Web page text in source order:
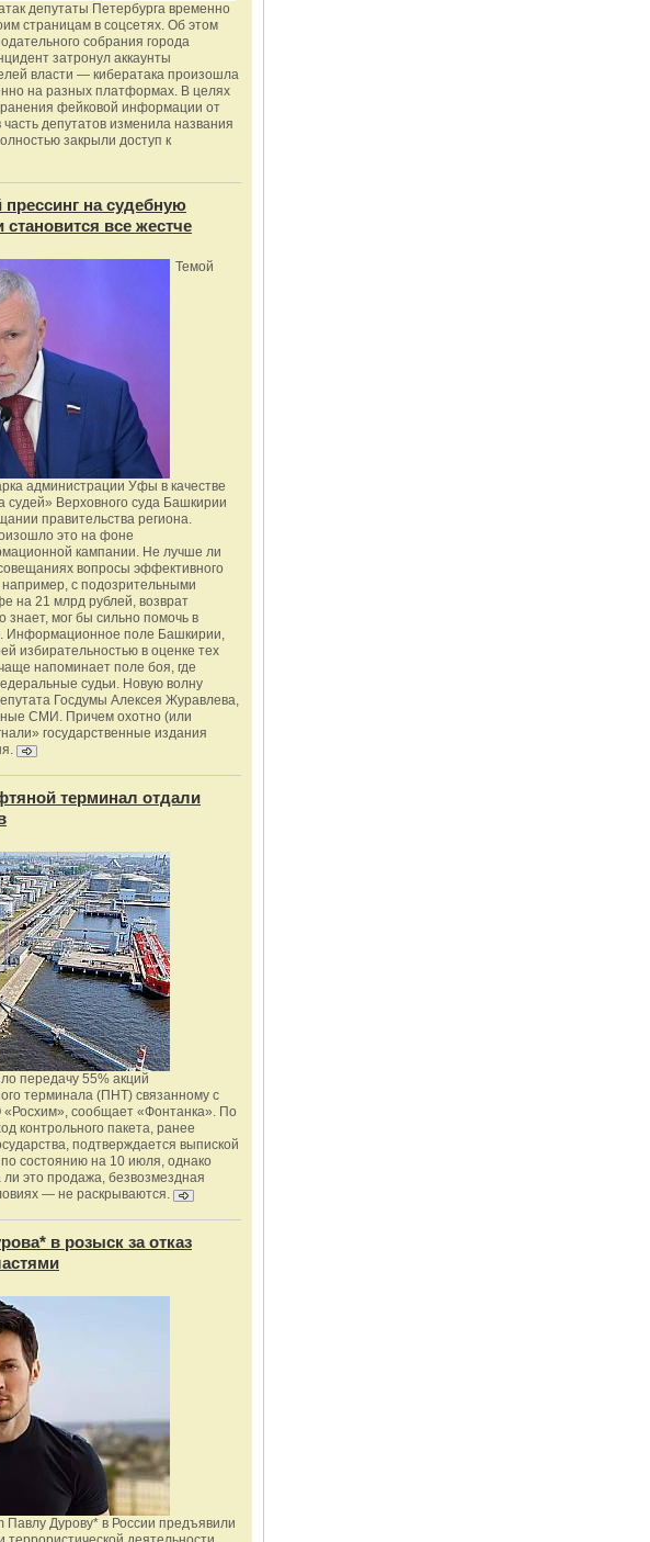
депутаты Петербурга временно
страницам в соцсетях. Об этом
собрания города
затронул аккаунты
власти — кибератака произошла
на разных платформах. В целях
фейковой информации от
депутатов изменила названия
закрыли доступ к
на судебную
все жестче
Темой
администрации Уфы в качестве
судей» Верховного суда Башкирии
правительства региона.
это на фоне
кампании. Не лучше ли
вопросы эффективного
с подозрительными
на 21 млрд рублей, возврат
знает, мог бы сильно помочь в
Информационное поле Башкирии,
избирательностью в оценке тех
напоминает поле боя, где
судьи. Новую волну
Госдумы Алексея Журавлева,
СМИ. Причем охотно (или
государственные издания
терминал отдали
передачу 55% акций
терминала (ПНТ) связанному с
«Росхим», сообщает «Фонтанка». По
контрольного пакета, ранее
подтверждается выпиской
состоянию на 10 июля, однако
это продажа, безвозмездная
— не раскрываются.
в розыск за отказ
Дурову* в России предъявили